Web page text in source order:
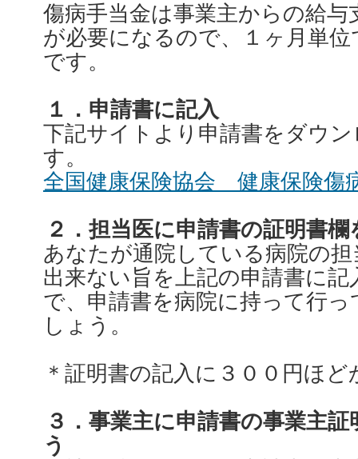
傷病手当金は事業主からの給与
が必要になるので、１ヶ月単
です。
１．申請書に記入
下記サイトより申請書をダウ
す。
全国健康保険協会 健康保険傷
２．担当医に申請書の証明書
あなたが通院している病院の
出来ない旨を上記の申請書に
で、申請書を病院に持って行
しょう。
＊証明書の記入に３００円ほ
３．事業主に申請書の事業主
う